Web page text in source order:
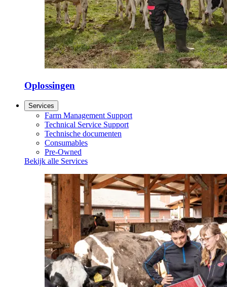
Oplossingen
Services
Farm Management Support
Technical Service Support
Technische documenten
Consumables
Pre-Owned
Bekijk alle Services